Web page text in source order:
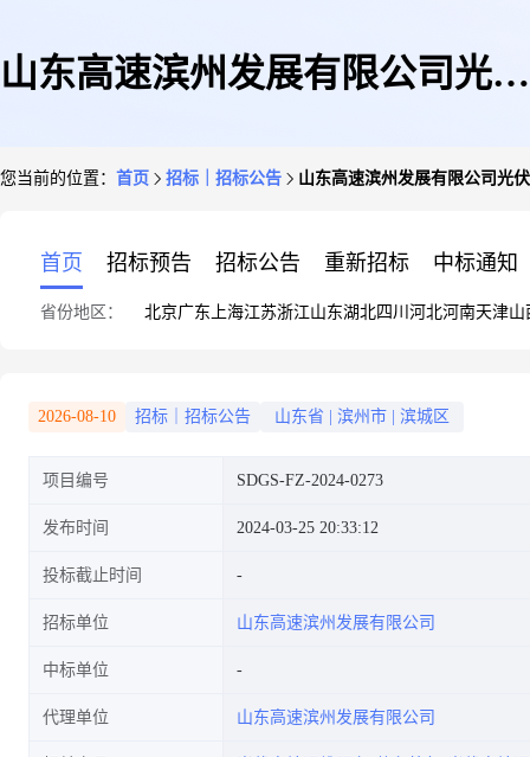
山东高速滨州发展有限公司光伏
您当前的位置： 首页 招标｜招标公告 山东高速滨州发展有限公司光
首页 招标预告 招标公告 重新招标 中标通知
省份地区： 北京广东 上海江苏浙江山东湖北四川 河北河南天津山
2026-08-10 招标｜招标公告 山东省 滨州市 滨城区
项目编号 SDGS-FZ-2024-0273
发布时间 2024-03-25 20:33:12
投标截止时间
招标单位 山东高速滨州发展有限公司
中标单位
代理单位 山东高速滨州发展有限公司